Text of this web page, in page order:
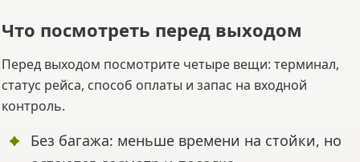
Что посмотреть перед выходом
Перед выходом посмотрите четыре вещи: терминал,
статус рейса, способ оплаты и запас на входной
контроль.
Без багажа: меньше времени на стойки, но